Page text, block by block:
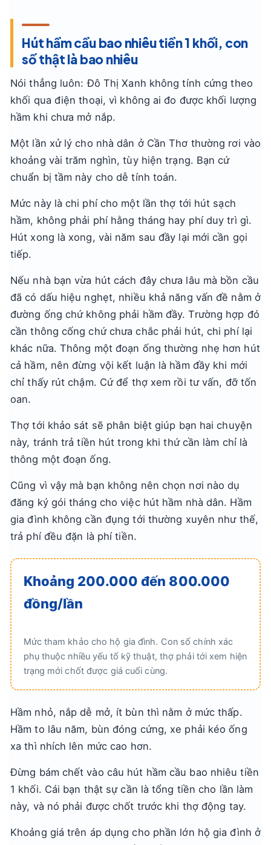
Hút hầm cầu bao nhiêu tiền 1 khối, con
số thật là bao nhiêu
Nói thẳng luôn: Đô Thị Xanh không tính cứng theo
khối qua điện thoại, vì không ai đo được khối lượng
hầm khi chưa mở nắp.
Một lần xử lý cho nhà dân ở Cần Thơ thường rơi vào
khoảng vài trăm nghìn, tùy hiện trạng. Bạn cứ
chuẩn bị tầm này cho dễ tính toán.
Mức này là chi phí cho một lần thợ tới hút sạch
hầm, không phải phí hằng tháng hay phí duy trì gì.
Hút xong là xong, vài năm sau đầy lại mới cần gọi
tiếp.
Nếu nhà bạn vừa hút cách đây chưa lâu mà bồn cầu
đã có dấu hiệu nghẹt, nhiều khả năng vấn đề nằm ở
đường ống chứ không phải hầm đầy. Trường hợp đó
cần thông cống chứ chưa chắc phải hút, chi phí lại
khác nữa. Thông một đoạn ống thường nhẹ hơn hút
cả hầm, nên đừng vội kết luận là hầm đầy khi mới
chỉ thấy rút chậm. Cứ để thợ xem rồi tư vấn, đỡ tốn
oan.
Thợ tới khảo sát sẽ phân biệt giúp bạn hai chuyện
này, tránh trả tiền hút trong khi thứ cần làm chỉ là
thông một đoạn ống.
Cũng vì vậy mà bạn không nên chọn nơi nào dụ
đăng ký gói tháng cho việc hút hầm nhà dân. Hầm
gia đình không cần đụng tới thường xuyên như thế,
trả phí đều đặn là phí tiền.
Khoảng 200.000 đến 800.000
đồng/lần
Mức tham khảo cho hộ gia đình. Con số chính xác
phụ thuộc nhiều yếu tố kỹ thuật, thợ phải tới xem hiện
trạng mới chốt được giá cuối cùng.
Hầm nhỏ, nắp dễ mở, ít bùn thì nằm ở mức thấp.
Hầm to lâu năm, bùn đóng cứng, xe phải kéo ống
xa thì nhích lên mức cao hơn.
Đừng bám chết vào câu hút hầm cầu bao nhiêu tiền
1 khối. Cái bạn thật sự cần là tổng tiền cho lần làm
này, và nó phải được chốt trước khi thợ động tay.
Khoảng giá trên áp dụng cho phần lớn hộ gia đình ở